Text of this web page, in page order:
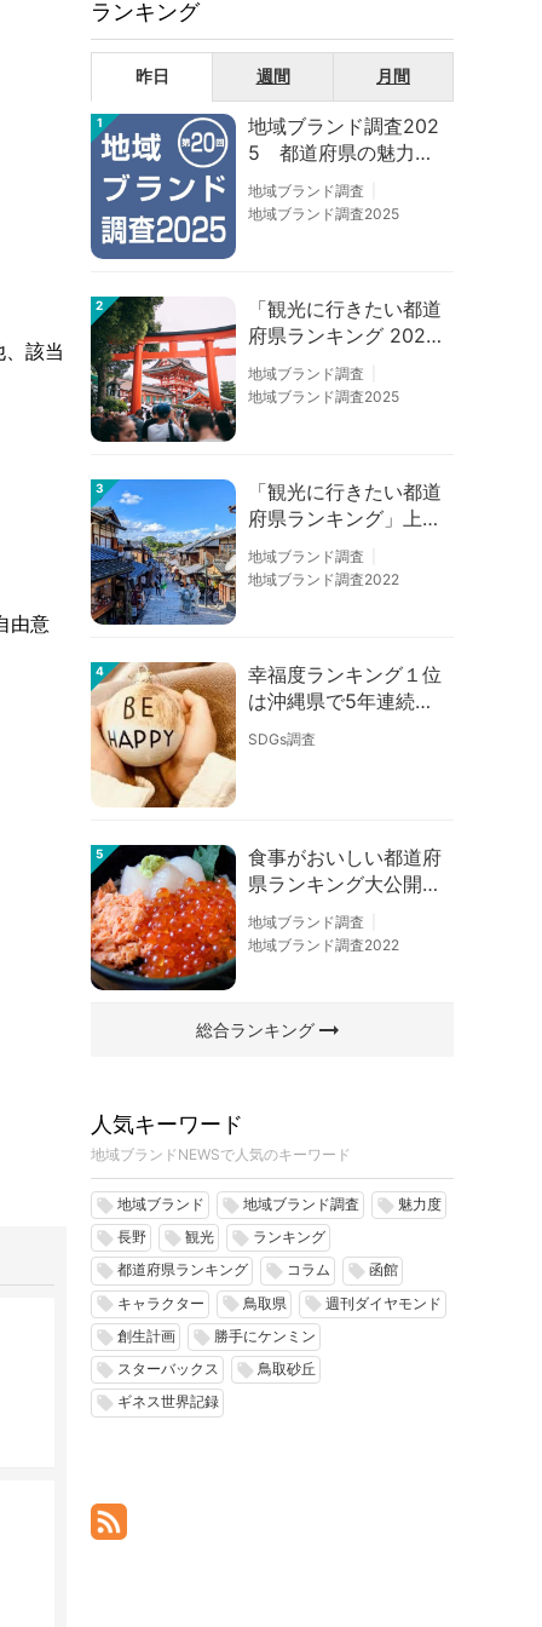
該当
由意
ランキング
昨日 週間 月間
1
地域ブランド調査202
5 都道府県の魅力度
等調査結果
地域ブランド調査
地域ブランド調査2025
2
「観光に行きたい都道
府県ランキング 202
6」京都は低下、神奈
川上昇
地域ブランド調査
地域ブランド調査2025
3
「観光に行きたい都道
府県ランキング」上位
の順位に変動あり
地域ブランド調査
地域ブランド調査2022
4
幸福度ランキング１位
は沖縄県で5年連続！
佐賀、愛知が順位上昇
【幸福度調査2026】
SDGs調査
5
食事がおいしい都道府
県ランキング大公開！
１位は北海道、３位は
大阪府、２位は〇〇
地域ブランド調査
地域ブランド調査2022
総合ランキングarrow_right_alt
人気キーワード
地域ブランドNEWSで人気のキーワード
local_offer 地域ブランド local_offer 地域ブランド調査 local_offer 魅力度
local_offer 長野 local_offer 観光 local_offer ランキング
local_offer 都道府県ランキング local_offer コラム local_offer 函館
local_offer キャラクター local_offer 鳥取県 local_offer 週刊ダイヤモンド
local_offer 創生計画 local_offer 勝手にケンミン
local_offer スターバックス local_offer 鳥取砂丘
local_offer ギネス世界記録